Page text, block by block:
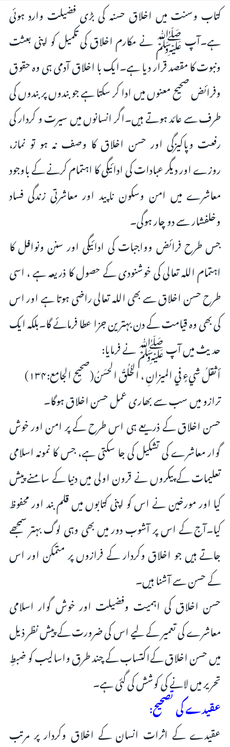
کتاب وسنت میں اخلاق حسنہ کی بڑی فضیلت وارد ہوئی
ہے۔آپ ﷺ نے مکارم اخلاق کی تکمیل کو اپنی بعثت
ونبوت کا مقصد قرار دیا ہے۔ایک با اخلاق آدمی ہی وہ حقوق
وفرائض صحیح معنوں میں ادا کر سکتا ہے جو بندوں پر بندوں کی
طرف سے عائد ہوتے ہیں۔اگر انسانوں میں سیرت و کردار کی
رفعت وپاکیزگی اور حسن اخلاق کا وصف نہ ہو تو نماز،
روزے اور دیگر عبادات کی ادائیگی کا اہتمام کرنے کے باوجود
معاشرے میں امن وسکون ناپید اور معاشرتی زندگی فساد
وخلفشار سے دو چار ہوگی۔
جس طرح فرائض وواجبات کی ادائیگی اور سنن ونوافل کا
اہتمام اللہ تعالی کی خوشنودی کے حصول کا ذریعہ ہے ، اسی
طرح حسن اخلاق سے بھی اللہ تعالی راضی ہوتا ہے اور اس
کی بھی وہ قیامت کے دن بہترین جزا عطا فرمائے گا۔بلکہ ایک
حدیث میں آپ ﷺ نے فرمایا:
أثقلُ شيءٍ في الميزانِ ، الخُلُقُ الحسَنُ(صحیح الجامع:۱۳۴)
ترازو میں سب سے بھاری عمل حسن اخلاق ہوگا۔
حسن اخلاق کے ذریعے ہی اس طرح کے پر امن اور خوش
گوار معاشرے کی تشکیل کی جا سکتی ہے، جس کا نمونہ اسلامی
تعلیمات کے پیکروں نے قرون اولی میں دنیا کے سامنے پیش
کیا اور مورخین نے اس کو اپنی کتابوں میں قلم بند اور محفوظ
کیا۔آج کے اس پر آشوب دور میں بھی وہی لوگ بہتر سمجھے
جاتے ہیں جو اخلاق وکردار کے فرازوں پر متمکن اور اس
کے حسن سے آشنا ہیں۔
حسن اخلاق کی اہمیت وفضیلت اور خوش گوار اسلامی
معاشرے کی تعمیر کے لیے اس کی ضرورت کے پیش نظر ذیل
میں حسن اخلاق کےاکتساب کے چند طرق واسالیب کو ضبطِ
تحریر میں لانے کی کوشش کی گئی ہے۔
عقیدے کی تصحیح:
عقیدے کے اثرات انسان کے اخلاق وکردار پر مرتب